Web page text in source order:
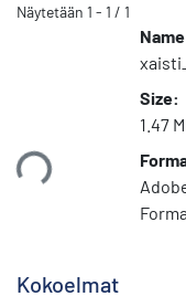
Näytetään 1 - 1 / 1
Size:
1.47
Kokoelmat